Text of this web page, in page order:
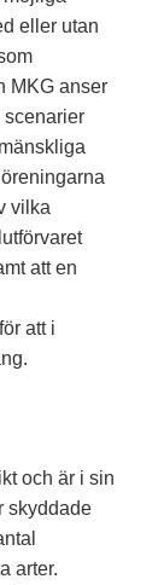
eller utan
MKG anser
scenarier
vilka
att en
att i
och är i sin
skyddade
arter.